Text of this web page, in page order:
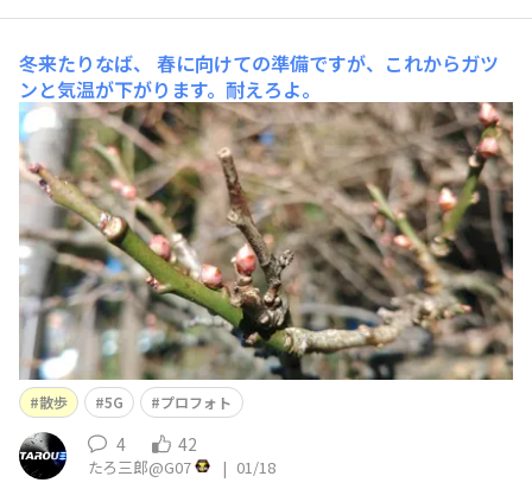
冬来たりなば、 春に向けての準備ですが、これからガツ
ンと気温が下がります。耐えろよ。
散歩 5G プロフォト
4 42
たろ三郎@G07 | 01/18